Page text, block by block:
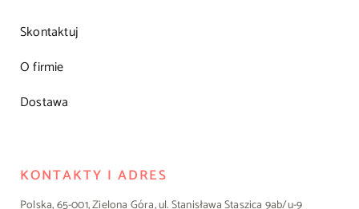
Skontaktuj
O firmie
Dostawa
KONTAKTY I ADRES